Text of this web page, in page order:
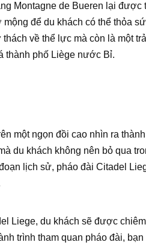
Montagne de Bueren lại
để du khách có thể thỏa
thách về thể lực mà còn là một
thành phố Liège nước Bỉ.
một ngọn đồi cao nhìn ra
du khách không nên bỏ qua
lịch sử, pháo đài Citadel
Liege, du khách sẽ được
trình tham quan pháo đài,